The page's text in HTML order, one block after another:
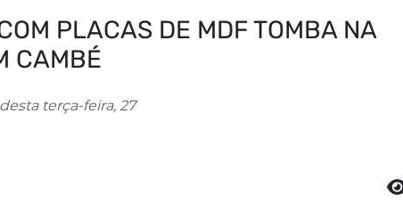
PLACAS DE MDF TOMBA NA
CAMBÉ
terça-feira, 27